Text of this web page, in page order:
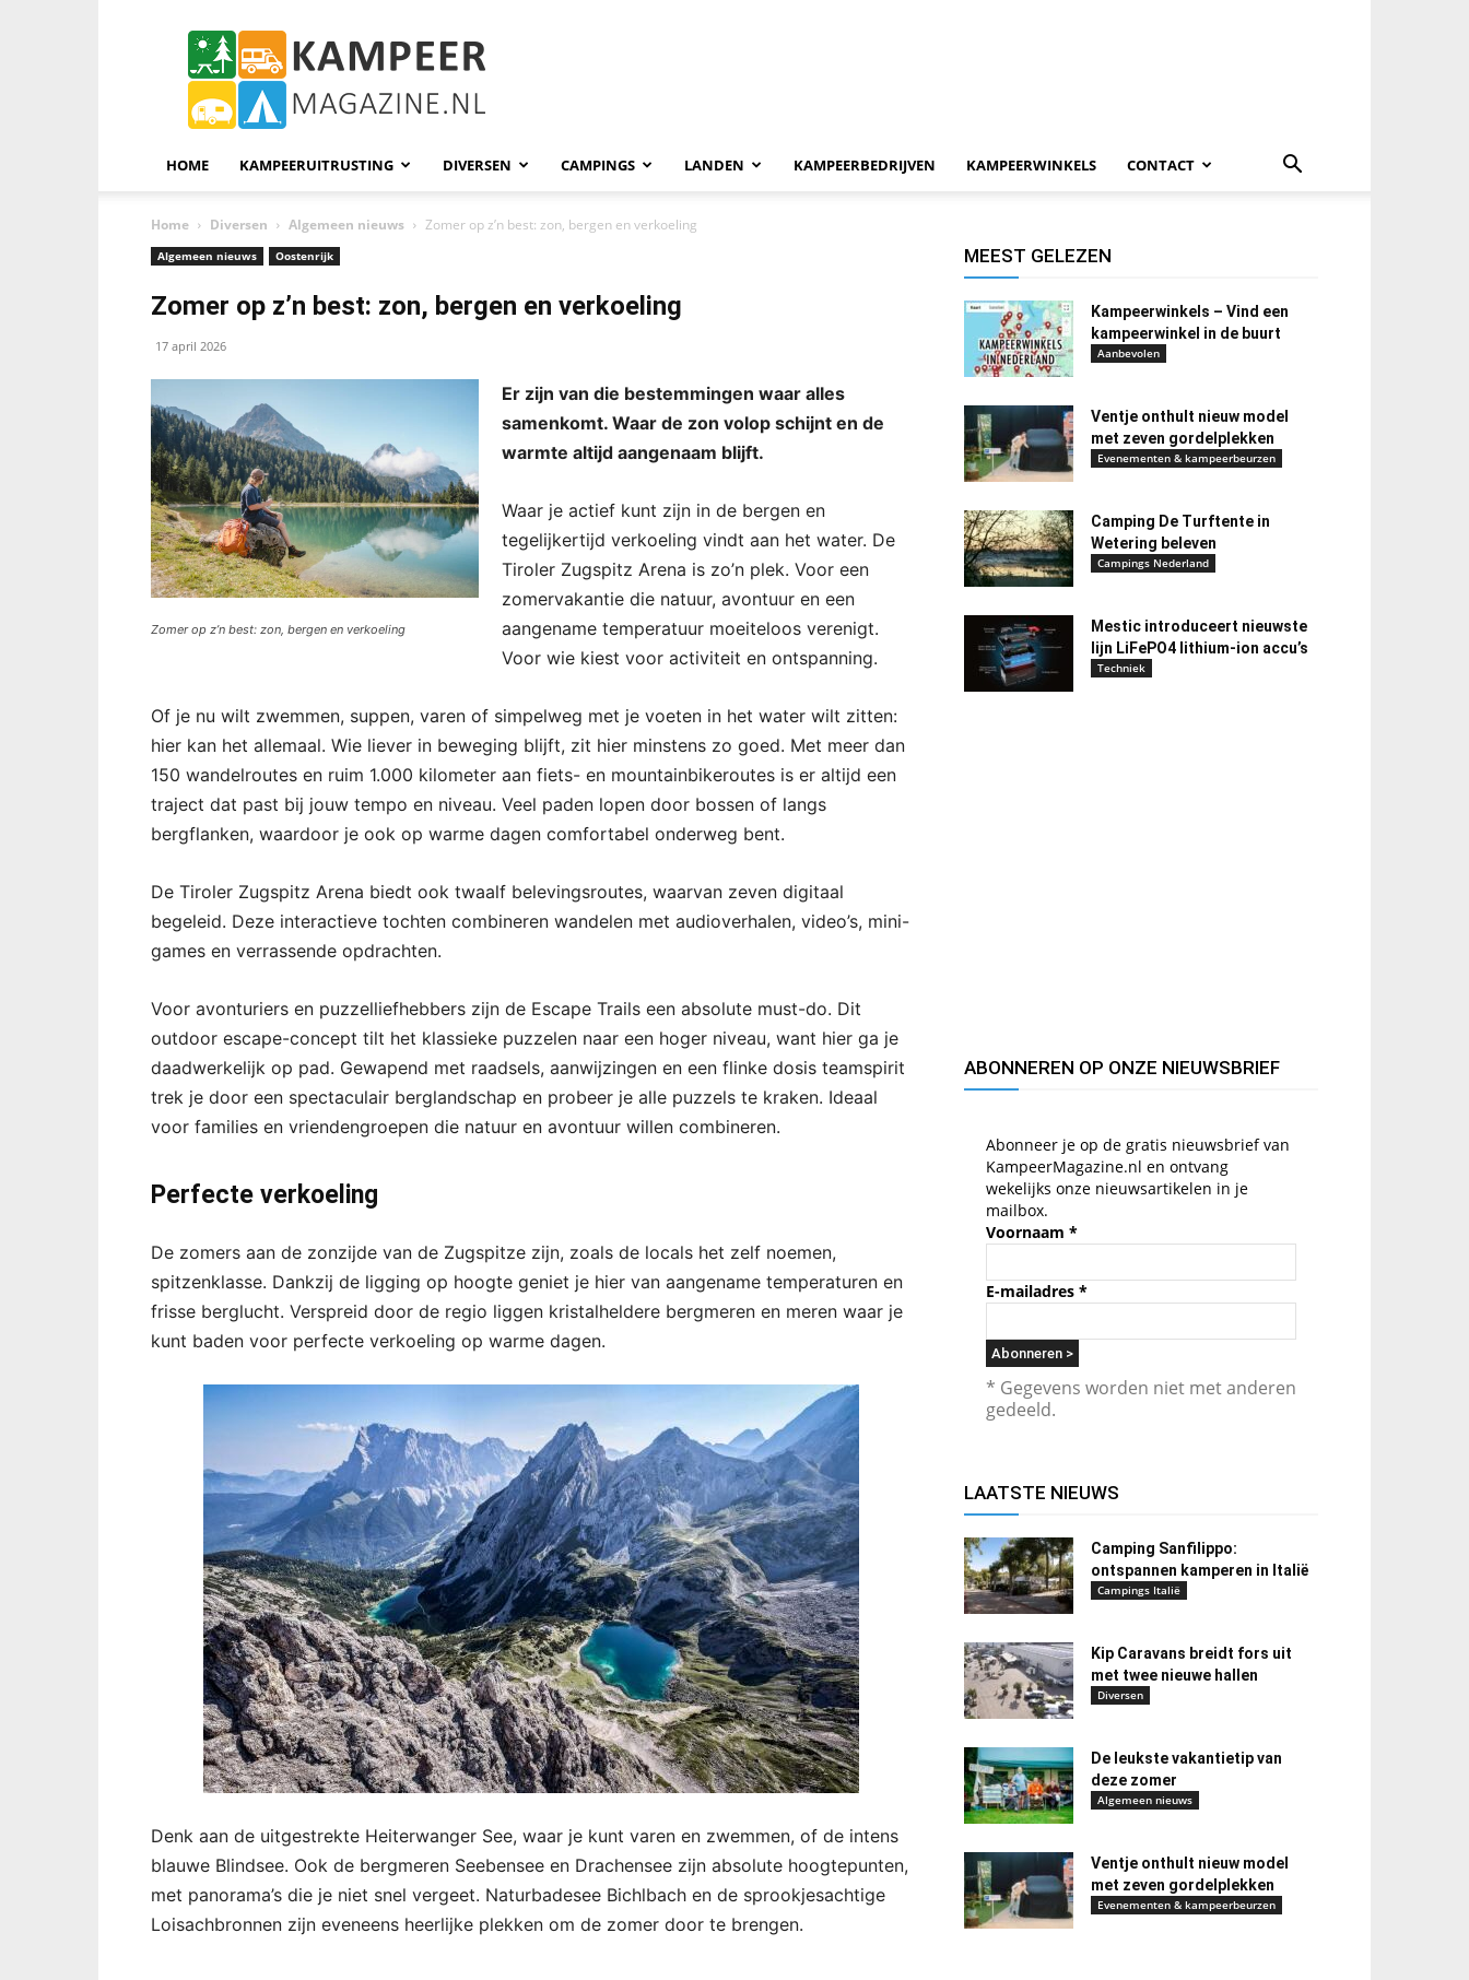
KampeerMagazine
HOME KAMPEERUITRUSTING DIVERSEN CAMPINGS LANDEN KAMPEERBEDRIJVEN KAMPEERWINKELS CONTACT
Home Diversen Algemeen nieuws Zomer op z’n best: zon, bergen en verkoeling
Algemeen nieuws Oostenrijk
Zomer op z’n best: zon, bergen en verkoeling
17 april 2026
Zomer op z’n best: zon, bergen en verkoeling
Er zijn van die bestemmingen waar alles
samenkomt. Waar de zon volop schijnt en de
warmte altijd aangenaam blijft.
Waar je actief kunt zijn in de bergen en
tegelijkertijd verkoeling vindt aan het water. De
Tiroler Zugspitz Arena is zo’n plek. Voor een
zomervakantie die natuur, avontuur en een
aangename temperatuur moeiteloos verenigt.
Voor wie kiest voor activiteit en ontspanning.
Of je nu wilt zwemmen, suppen, varen of simpelweg met je voeten in het water wilt zitten:
hier kan het allemaal. Wie liever in beweging blijft, zit hier minstens zo goed. Met meer dan
150 wandelroutes en ruim 1.000 kilometer aan fiets- en mountainbikeroutes is er altijd een
traject dat past bij jouw tempo en niveau. Veel paden lopen door bossen of langs
bergflanken, waardoor je ook op warme dagen comfortabel onderweg bent.
De Tiroler Zugspitz Arena biedt ook twaalf belevingsroutes, waarvan zeven digitaal
begeleid. Deze interactieve tochten combineren wandelen met audioverhalen, video’s, mini-
games en verrassende opdrachten.
Voor avonturiers en puzzelliefhebbers zijn de Escape Trails een absolute must-do. Dit
outdoor escape-concept tilt het klassieke puzzelen naar een hoger niveau, want hier ga je
daadwerkelijk op pad. Gewapend met raadsels, aanwijzingen en een flinke dosis teamspirit
trek je door een spectaculair berglandschap en probeer je alle puzzels te kraken. Ideaal
voor families en vriendengroepen die natuur en avontuur willen combineren.
Perfecte verkoeling
De zomers aan de zonzijde van de Zugspitze zijn, zoals de locals het zelf noemen,
spitzenklasse. Dankzij de ligging op hoogte geniet je hier van aangename temperaturen en
frisse berglucht. Verspreid door de regio liggen kristalheldere bergmeren en meren waar je
kunt baden voor perfecte verkoeling op warme dagen.
Denk aan de uitgestrekte Heiterwanger See, waar je kunt varen en zwemmen, of de intens
blauwe Blindsee. Ook de bergmeren Seebensee en Drachensee zijn absolute hoogtepunten,
met panorama’s die je niet snel vergeet. Naturbadesee Bichlbach en de sprookjesachtige
Loisachbronnen zijn eveneens heerlijke plekken om de zomer door te brengen.
MEEST GELEZEN
Kampeerwinkels – Vind een
kampeerwinkel in de buurt
Aanbevolen
Ventje onthult nieuw model
met zeven gordelplekken
Evenementen & kampeerbeurzen
Camping De Turftente in
Wetering beleven
Campings Nederland
Mestic introduceert nieuwste
lijn LiFePO4 lithium-ion accu’s
Techniek
ABONNEREN OP ONZE NIEUWSBRIEF
Abonneer je op de gratis nieuwsbrief van
KampeerMagazine.nl en ontvang
wekelijks onze nieuwsartikelen in je
mailbox.
Voornaam *
E-mailadres *
* Gegevens worden niet met anderen
gedeeld.
LAATSTE NIEUWS
Camping Sanfilippo:
ontspannen kamperen in Italië
Campings Italië
Kip Caravans breidt fors uit
met twee nieuwe hallen
Diversen
De leukste vakantietip van
deze zomer
Algemeen nieuws
Ventje onthult nieuw model
met zeven gordelplekken
Evenementen & kampeerbeurzen